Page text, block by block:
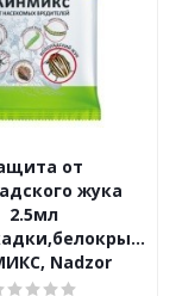
от
жука
2.5мл
Nadzor